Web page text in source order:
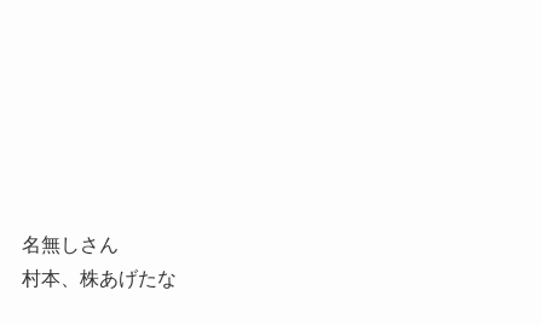
名無しさん
村本、株あげたな